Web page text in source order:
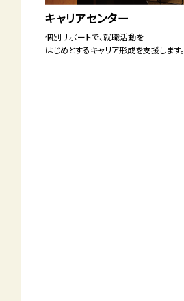
キャリアセンター
個別サポートで、就職活動を
はじめとするキャリア形成を支援します。